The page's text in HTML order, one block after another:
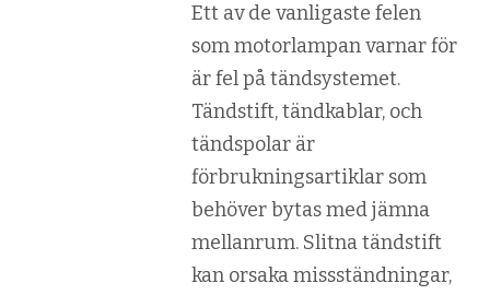
Ett av de vanligaste felen
som motorlampan varnar för
är fel på tändsystemet.
Tändstift, tändkablar, och
tändspolar är
förbrukningsartiklar som
behöver bytas med jämna
mellanrum. Slitna tändstift
kan orsaka missständningar,